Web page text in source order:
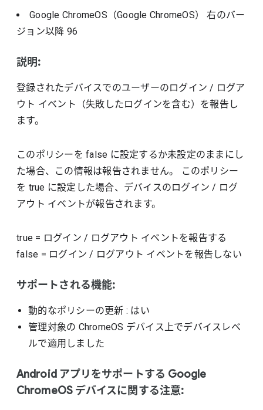
Google ChromeOS（Google ChromeOS）右のバー
ジョン以降 96
説明:
登録されたデバイスでのユーザーのログイン / ログア
ウト イベント（失敗したログインを含む）を報告し
ます。
このポリシーを false に設定するか未設定のままにし
た場合、この情報は報告されません。 このポリシー
を true に設定した場合、デバイスのログイン / ログ
アウト イベントが報告されます。
true = ログイン / ログアウト イベントを報告する
false = ログイン / ログアウト イベントを報告しない
サポートされる機能:
動的なポリシーの更新 : はい
管理対象の ChromeOS デバイス上でデバイスレベ
ルで適用しました
Android アプリをサポートする Google
ChromeOS デバイスに関する注意: